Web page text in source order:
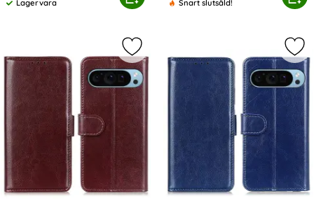
Tillgänglighet:
Lagervara Snart slutsåld!
Markera google Pixel 10/10 Pro /